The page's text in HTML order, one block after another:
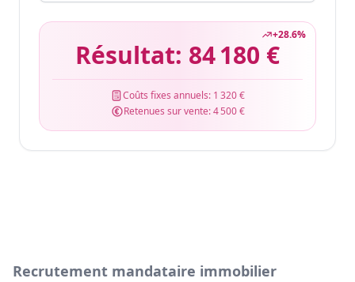
+28.6%
Résultat: 84 180 €
Coûts fixes annuels: 1 320 €
Retenues sur vente:4 500 €
Recrutement mandataire immobilier